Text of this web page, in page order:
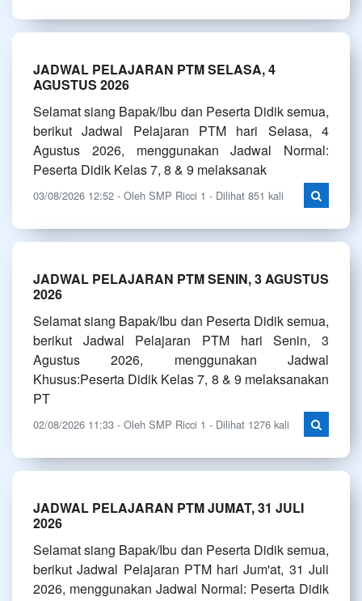
JADWAL PELAJARAN PTM SELASA, 4
AGUSTUS 2026
Selamat siang Bapak/Ibu dan Peserta Didik semua,
berikut Jadwal Pelajaran PTM hari Selasa, 4
Agustus 2026, menggunakan Jadwal Normal:
Peserta Didik Kelas 7, 8 & 9 melaksanak
03/08/2026 12:52 - Oleh SMP Ricci 1 - Dilihat 851 kali
JADWAL PELAJARAN PTM SENIN, 3 AGUSTUS
2026
Selamat siang Bapak/Ibu dan Peserta Didik semua,
berikut Jadwal Pelajaran PTM hari Senin, 3
Agustus 2026, menggunakan Jadwal
Khusus:Peserta Didik Kelas 7, 8 & 9 melaksanakan
PT
02/08/2026 11:33 - Oleh SMP Ricci 1 - Dilihat 1276 kali
JADWAL PELAJARAN PTM JUMAT, 31 JULI
2026
Selamat siang Bapak/Ibu dan Peserta Didik semua,
berikut Jadwal Pelajaran PTM hari Jum'at, 31 Juli
2026, menggunakan Jadwal Normal: Peserta Didik